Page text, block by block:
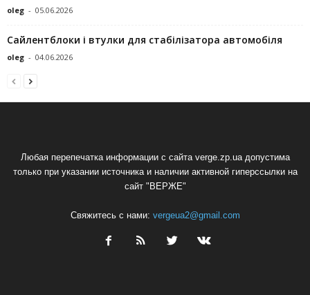
oleg - 05.06.2026
Сайлентблоки і втулки для стабілізатора автомобіля
oleg - 04.06.2026
Любая перепечатка информации с сайта verge.zp.ua допустима
только при указании источника и наличии активной гиперссылки на
сайт "ВЕРЖЕ"
Свяжитесь с нами: vergeua2@gmail.com